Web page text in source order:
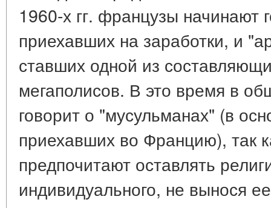
1960-х гг. французы начинают
приехавших на заработки, и
ставших одной из
мегаполисов. В это время в
говорит о "мусульманах" (в
приехавших во Францию), так
предпочитают оставлять
индивидуального, не вынося